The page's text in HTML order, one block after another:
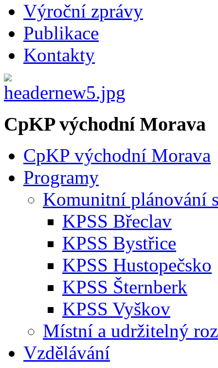
Výroční zprávy
Publikace
Kontakty
CpKP východní Morava
CpKP východní Morava
Programy
Komunitní plánování
KPSS Břeclav
KPSS Bystřice
KPSS Hustopečsko
KPSS Šternberk
KPSS Vyškov
Místní a udržitelný
Vzdělávání